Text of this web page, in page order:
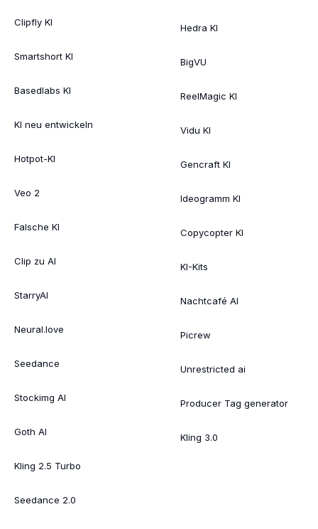
Clipfly KI
Smartshort KI
Basedlabs KI
KI neu entwickeln
Hotpot-KI
Veo 2
Falsche KI
Clip zu AI
StarryAI
Neural.love
Seedance
Stockimg AI
Goth AI
Kling 2.5 Turbo
Seedance 2.0
Hedra KI
BigVU
ReelMagic KI
Vidu KI
Gencraft KI
Ideogramm KI
Copycopter KI
KI-Kits
Nachtcafé AI
Picrew
Unrestricted ai
Producer Tag generator
Kling 3.0